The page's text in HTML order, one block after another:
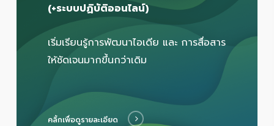
(+ระบบปฏิบัติออนไลน์)
เริ่มเรียนรู้การพัฒนาไอเดีย และ การสื่อสาร
ให้ชัดเจนมากขึ้นกว่าเดิม
คลิ้กเพื่อดูรายละเอียด